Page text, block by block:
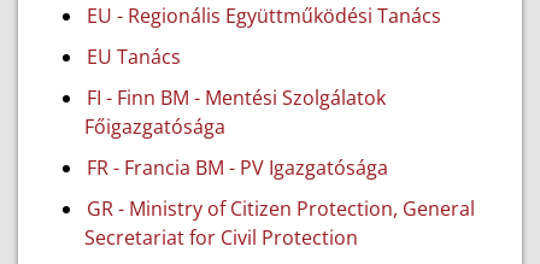
EU - Regionális Együttműködési Tanács
EU Tanács
FI - Finn BM - Mentési Szolgálatok
Főigazgatósága
FR - Francia BM - PV Igazgatósága
GR - Ministry of Citizen Protection, General
Secretariat for Civil Protection